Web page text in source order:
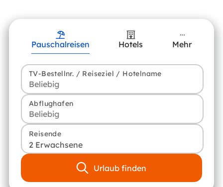
Pauschalreisen Hotels Mehr
TV-Bestellnr. / Reiseziel / Hotelname
Abflughafen
Reisende
2 Erwachsene
Urlaub finden